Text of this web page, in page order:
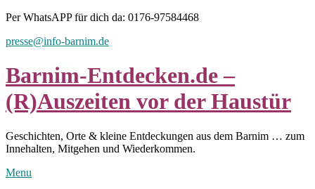
Skip
content
Per WhatsAPP für dich da: 0176-97584468
presse@info-barnim.de
Barnim-Entdecken.de –
(R)Auszeiten vor der Haustür
Geschichten, Orte & kleine Entdeckungen aus dem Barnim … zum
Innehalten, Mitgehen und Wiederkommen.
Menu